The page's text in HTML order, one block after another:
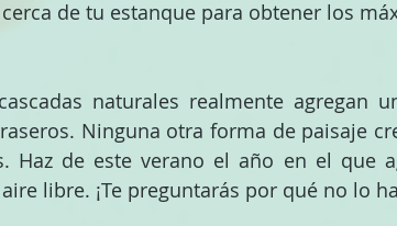
de tu estanque para obtener los
naturales realmente agregan
Ninguna otra forma de paisaje
Haz de este verano el año en el que
libre. ¡Te preguntarás por qué no lo